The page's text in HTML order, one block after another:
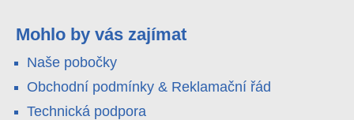
váš telefon. Podívejte se na video.
Mohlo by vás zajímat
Naše pobočky
Obchodní podmínky & Reklamační řád
Technická podpora